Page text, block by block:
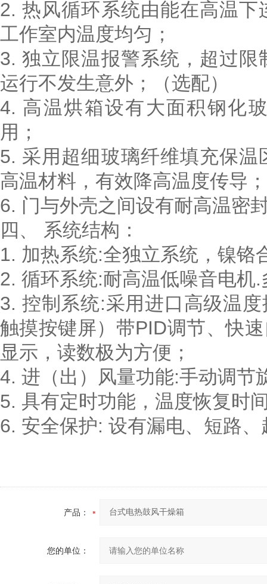
2. 热风循环系统由能在高温
工作室内温度均匀；
3. 独立限温报警系统，超过
运行不发生意外；（选配）
4. 高温烘箱设有大面积钢化
用；
5. 采用超细玻璃纤维填充保
高温材料，有效降高温度传导；
6. 门与外壳之间设有耐高温密
四、
系统结构：
1. 加热系统:全独立系统，镍铬
2. 循环系统:耐高温低噪音电机
3. 控制系统:采用进口高级温
触摸按键屏）带PID调节、快
显示，读数极为方便；
4. 进（出）风量功能:手动调节
5. 具有定时功能，温度恢复时
6. 安全保护: 设有漏电、短路
产品：
您的单位：